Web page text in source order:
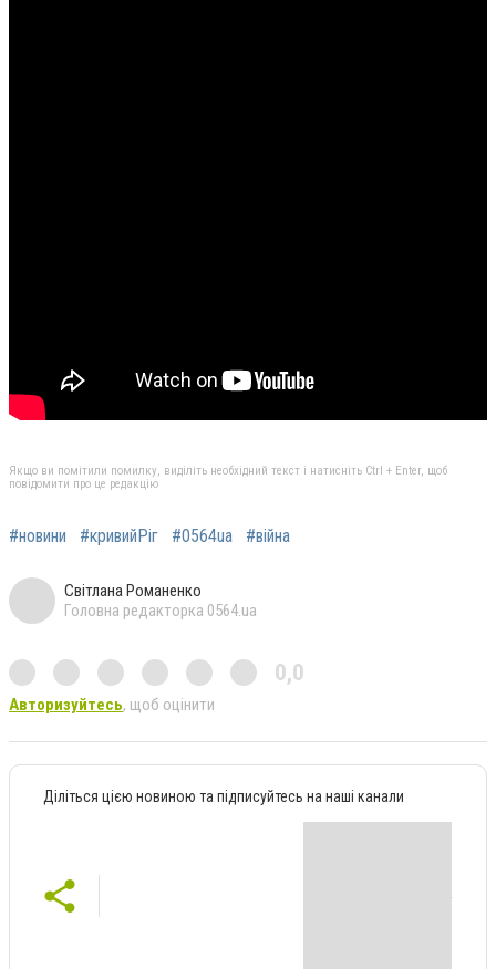
Якщо ви помітили помилку, виділіть необхідний текст і натисніть Ctrl + Enter, щоб
повідомити про це редакцію
#новини #кривийРіг #0564ua #війна
Світлана Романенко
Головна редакторка 0564.ua
0,0
Авторизуйтесь, щоб оцінити
Діліться цією новиною та підписуйтесь на наші канали